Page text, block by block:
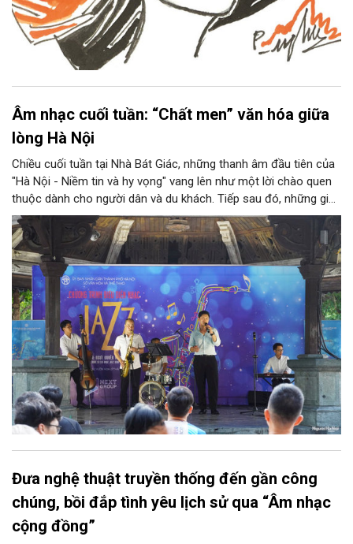
Âm nhạc cuối tuần: “Chất men” văn hóa giữa
lòng Hà Nội
Chiều cuối tuần tại Nhà Bát Giác, những thanh âm đầu tiên của
"Hà Nội - Niềm tin và hy vọng" vang lên như một lời chào quen
thuộc dành cho người dân và du khách. Tiếp sau đó, những giai
điệu jazz kinh điển của thế giới lần lượt cất lên qua phần biểu
diễn của NSƯT Quyền Văn Minh và các nghệ sĩ Bình Minh Jazz
Club, mở ra một không gian âm nhạc giàu cảm xúc ngay giữa
trung tâm Thủ đô.
Đưa nghệ thuật truyền thống đến gần công
chúng, bồi đắp tình yêu lịch sử qua “Âm nhạc
cộng đồng”